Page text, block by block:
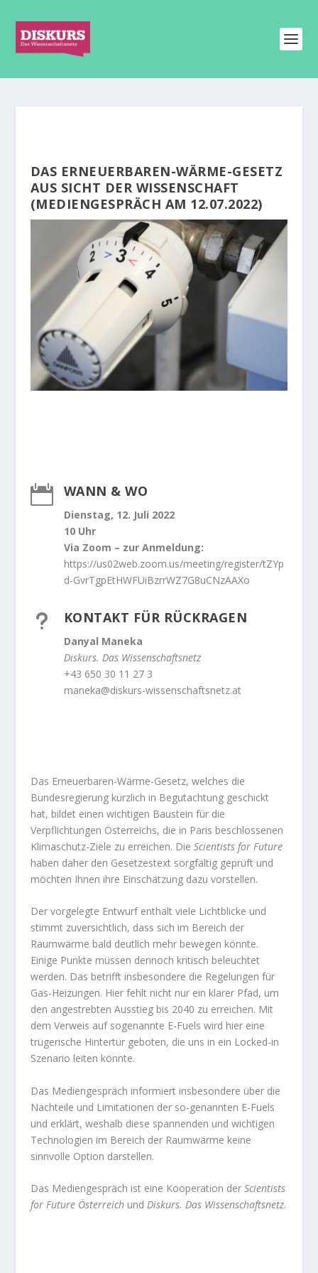
DAS ERNEUERBAREN-WÄRME-GESETZ
AUS SICHT DER WISSENSCHAFT
(MEDIENGESPRÄCH AM 12.07.2022)
 WANN & WO
Dienstag, 12. Juli 2022
10 Uhr
Via Zoom – zur Anmeldung:
https://us02web.zoom.us/meeting/register/tZYp
d-GvrTgpEtHWFUiBzrrWZ7G8uCNzAAXo
u KONTAKT FÜR RÜCKRAGEN
Danyal Maneka
Diskurs. Das Wissenschaftsnetz
+43 650 30 11 27 3
maneka@diskurs-wissenschaftsnetz.at
Das Erneuerbaren-Wärme-Gesetz, welches die
Bundesregierung kürzlich in Begutachtung geschickt
hat, bildet einen wichtigen Baustein für die
Verpflichtungen Österreichs, die in Paris beschlossenen
Klimaschutz-Ziele zu erreichen. Die Scientists for Future
haben daher den Gesetzestext sorgfältig geprüft und
möchten Ihnen ihre Einschätzung dazu vorstellen.
Der vorgelegte Entwurf enthält viele Lichtblicke und
stimmt zuversichtlich, dass sich im Bereich der
Raumwärme bald deutlich mehr bewegen könnte.
Einige Punkte müssen dennoch kritisch beleuchtet
werden. Das betrifft insbesondere die Regelungen für
Gas-Heizungen. Hier fehlt nicht nur ein klarer Pfad, um
den angestrebten Ausstieg bis 2040 zu erreichen. Mit
dem Verweis auf sogenannte E-Fuels wird hier eine
trügerische Hintertür geboten, die uns in ein Locked-in
Szenario leiten könnte.
Das Mediengespräch informiert insbesondere über die
Nachteile und Limitationen der so-genannten E-Fuels
und erklärt, weshalb diese spannenden und wichtigen
Technologien im Bereich der Raumwärme keine
sinnvolle Option darstellen.
Das Mediengespräch ist eine Kooperation der Scientists
for Future Österreichund Diskurs. Das Wissenschaftsnetz.